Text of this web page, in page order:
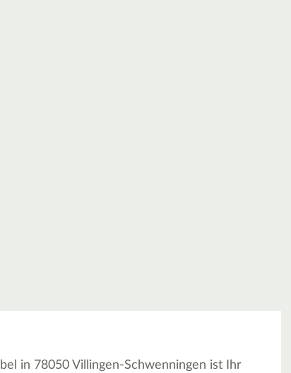
in 78050 Villingen-Schwenningen ist Ihr